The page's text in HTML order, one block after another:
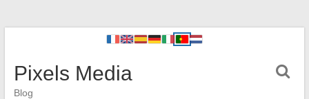
Pixels Media
Blog